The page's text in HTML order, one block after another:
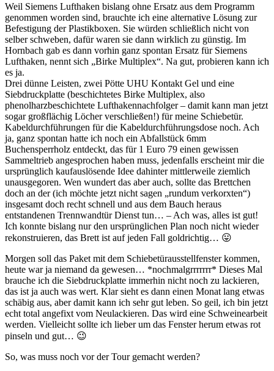
Weil Siemens Lufthaken bislang ohne Ersatz aus dem Programm
genommen worden sind, brauchte ich eine alternative Lösung zur
Befestigung der Plastikboxen. Sie würden schließlich nicht von
selber schweben, dafür waren sie dann wirklich zu günstig. Im
Hornbach gab es dann vorhin ganz spontan Ersatz für Siemens
Lufthaken, nennt sich „Birke Multiplex“. Na gut, probieren kann ich
es ja.
Drei dünne Leisten, zwei Pötte UHU Kontakt Gel und eine
Siebdruckplatte (beschichtetes Birke Multiplex, also
phenolharzbeschichtete Lufthakennachfolger – damit kann man jetzt
sogar großflächig Löcher verschließen!) für meine Schiebetür.
Kabeldurchführungen für die Kabeldurchführungsdose noch. Ach
ja, ganz spontan hatte ich noch ein Abfallstück 6mm
Buchensperrholz entdeckt, das für 1 Euro 79 einen gewissen
Sammeltrieb angesprochen haben muss, jedenfalls erscheint mir die
ursprünglich kaufauslösende Idee dahinter mittlerweile ziemlich
unausgegoren. Wen wundert das aber auch, sollte das Brettchen
doch an der (ich möchte jetzt nicht sagen „rundum verkorxten“)
insgesamt doch recht schnell und aus dem Bauch heraus
entstandenen Trennwandtür Dienst tun… – Ach was, alles ist gut!
Ich konnte bislang nur den ursprünglichen Plan noch nicht wieder
rekonstruieren, das Brett ist auf jeden Fall goldrichtig… 😛
Morgen soll das Paket mit dem Schiebetürausstellfenster kommen,
heute war ja niemand da gewesen… *nochmalgrrrrrrr* Dieses Mal
brauche ich die Siebdruckplatte immerhin nicht noch zu lackieren,
das ist ja auch was wert. Klar sieht es dann einen Monat lang etwas
schäbig aus, aber damit kann ich sehr gut leben. So geil, ich bin jetzt
echt total angefixt vom Neulackieren. Das wird eine Schweinearbeit
werden. Vielleicht sollte ich lieber um das Fenster herum etwas rot
pinseln und gut… 😉
So, was muss noch vor der Tour gemacht werden?